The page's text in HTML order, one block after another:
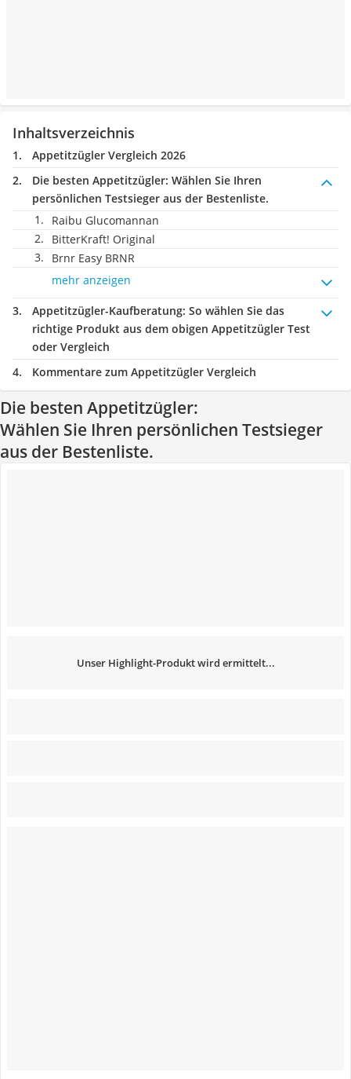
Inhaltsverzeichnis
Appetitzügler Vergleich 2026
Die besten Appetitzügler: Wählen Sie Ihren
persönlichen Testsieger aus der Bestenliste.
Raibu Glucomannan
BitterKraft! Original
Brnr Easy BRNR
mehr anzeigen
Appetitzügler-Kaufberatung: So wählen Sie das
richtige Produkt aus dem obigen Appetitzügler Test
oder Vergleich
Kommentare zum Appetitzügler Vergleich
Die besten Appetitzügler:
Wählen Sie Ihren persönlichen Testsieger
aus der Bestenliste.
Unser Highlight-Produkt wird ermittelt...